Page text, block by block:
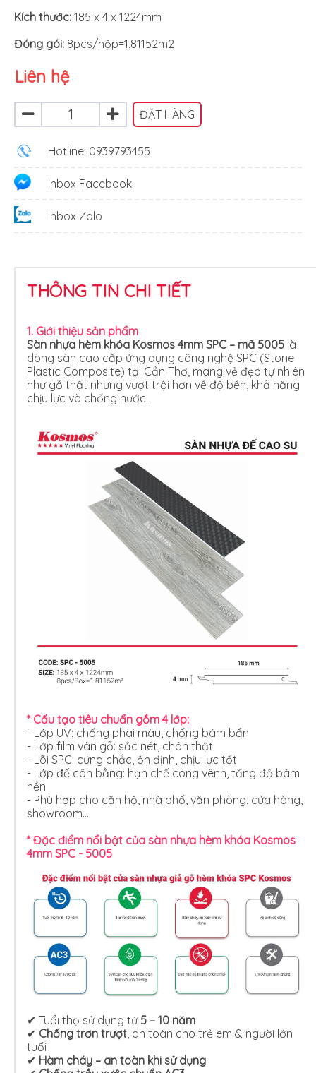
Kích thước: 185 x 4 x 1224mm
Đóng gói: 8pcs/hộp=1.81152m2
Liên hệ
ĐẶT HÀNG
Hotline: 0939793455
Inbox Facebook
Inbox Zalo
THÔNG TIN CHI TIẾT
1. Giới thiệu sản phẩm
Sàn nhựa hèm khóa Kosmos 4mm SPC – mã 5005 là
dòng sàn cao cấp ứng dụng công nghệ SPC (Stone
Plastic Composite) tại Cần Thơ, mang vẻ đẹp tự nhiên
như gỗ thật nhưng vượt trội hơn về độ bền, khả năng
chịu lực và chống nước.
* Cấu tạo tiêu chuẩn gồm 4 lớp:
- Lớp UV: chống phai màu, chống bám bẩn
- Lớp film vân gỗ: sắc nét, chân thật
- Lõi SPC: cứng chắc, ổn định, chịu lực tốt
- Lớp đế cân bằng: hạn chế cong vênh, tăng độ bám
nền
- Phù hợp cho căn hộ, nhà phố, văn phòng, cửa hàng,
showroom…
* Đặc điểm nổi bật của sàn nhựa hèm khóa Kosmos
4mm SPC - 5005
✔ Tuổi thọ sử dụng từ 5 – 10 năm
✔ Chống trơn trượt, an toàn cho trẻ em & người lớn
tuổi
✔ Hàm cháy – an toàn khi sử dụng